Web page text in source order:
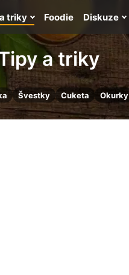
a triky
Švestky Cuketa Okurky
triky Foodie Diskuze